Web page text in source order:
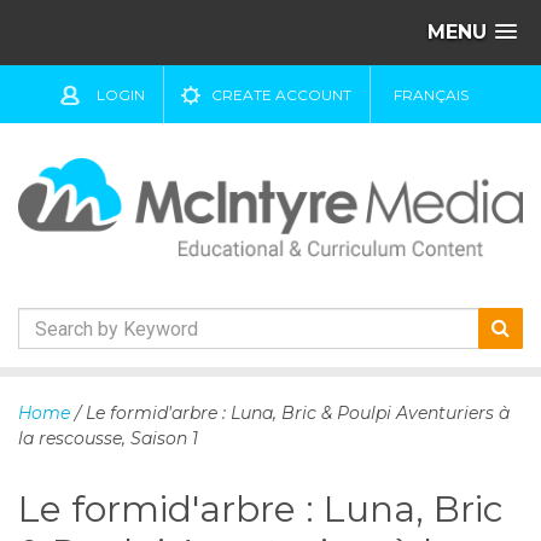
MENU
LOGIN CREATE ACCOUNT FRANÇAIS
kHome / Le formid'arbre : Luna, Bric & Poulpi Aventuriers à
la rescousse, Saison 1
Le formid'arbre : Luna, Bric